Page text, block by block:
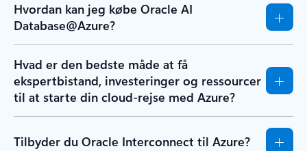
Hvordan kan jeg købe Oracle AI
Database@Azure?
Hvad er den bedste måde at få
ekspertbistand, investeringer og ressourcer
til at starte din cloud-rejse med Azure?
Tilbyder du Oracle Interconnect til Azure?